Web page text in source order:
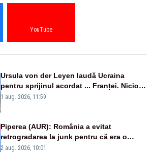
YouTube
Ursula von der Leyen laudă Ucraina
pentru sprijinul acordat ... Franței. Nicio
reacție privind ajutorul energetic promis
1 aug. 2026, 11:59
Piperea (AUR): România a evitat
retrogradarea la junk pentru că era o
catastrofă pentru bănci și fondurile de
2 aug. 2026, 10:01